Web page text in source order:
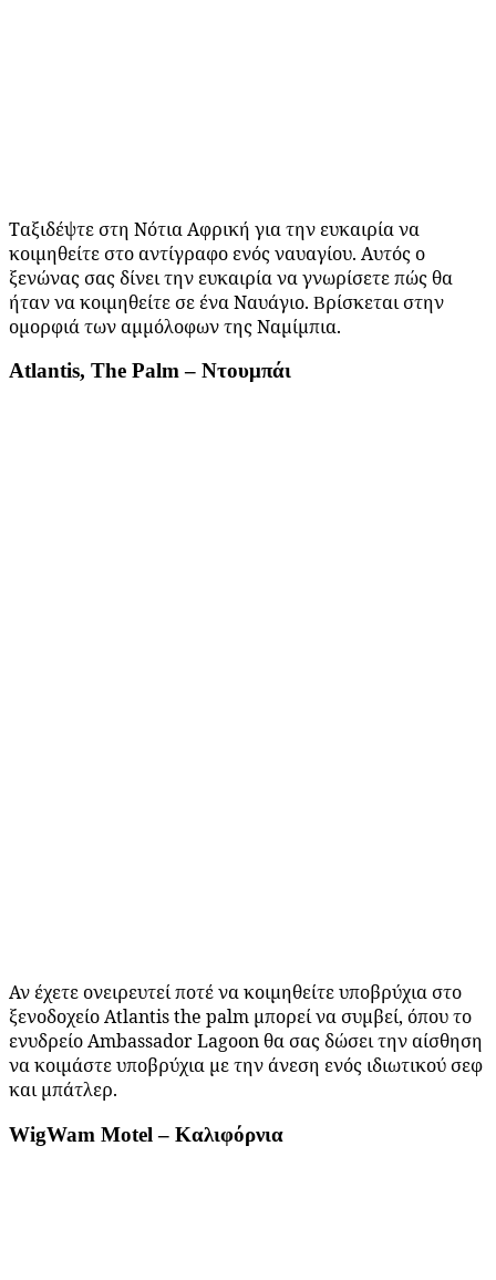
Ταξιδέψτε στη Νότια Αφρική για την ευκαιρία να
κοιμηθείτε στο αντίγραφο ενός ναυαγίου. Αυτός ο
ξενώνας σας δίνει την ευκαιρία να γνωρίσετε πώς θα
ήταν να κοιμηθείτε σε ένα Ναυάγιο. Βρίσκεται στην
ομορφιά των αμμόλοφων της Ναμίμπια.
Atlantis, The Palm – Ντουμπάι
Αν έχετε ονειρευτεί ποτέ να κοιμηθείτε υποβρύχια στο
ξενοδοχείοAtlantisthe palm μπορεί να συμβεί, όπου το
ενυδρείο Ambassador Lagoon θα σας δώσει την αίσθηση
να κοιμάστε υποβρύχια με την άνεση ενός ιδιωτικού σεφ
και μπάτλερ.
WigWam Motel – Καλιφόρνια